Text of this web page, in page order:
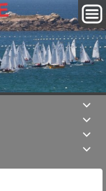



